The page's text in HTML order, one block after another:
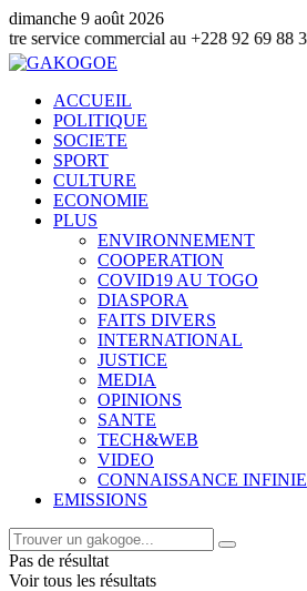
dimanche 9 août 2026
au +228 92 69 88 33
ACCUEIL
POLITIQUE
SOCIETE
SPORT
CULTURE
ECONOMIE
PLUS
ENVIRONNEMENT
COOPERATION
COVID19 AU TOGO
DIASPORA
FAITS DIVERS
INTERNATIONAL
JUSTICE
MEDIA
OPINIONS
SANTE
TECH&WEB
VIDEO
CONNAISSANCE INFINIE
EMISSIONS
Pas de résultat
Voir tous les résultats